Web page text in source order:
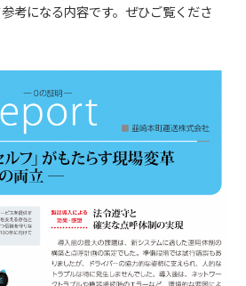
考になる内容です。ぜひご覧くださ